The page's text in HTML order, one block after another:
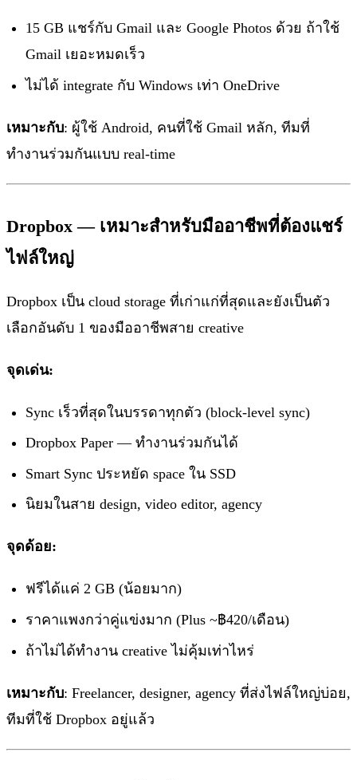
15 GB แชร์กับ Gmail และ Google Photos ด้วย ถ้าใช้
Gmail เยอะหมดเร็ว
ไม่ได้ integrate กับ Windows เท่า OneDrive
เหมาะกับ: ผู้ใช้ Android, คนที่ใช้ Gmail หลัก, ทีมที่
ทำงานร่วมกันแบบ real-time
Dropbox — เหมาะสำหรับมืออาชีพที่ต้องแชร์
ไฟล์ใหญ่
Dropbox เป็น cloud storage ที่เก่าแก่ที่สุดและยังเป็นตัว
เลือกอันดับ 1 ของมืออาชีพสาย creative
จุดเด่น:
Sync เร็วที่สุดในบรรดาทุกตัว (block-level sync)
Dropbox Paper — ทำงานร่วมกันได้
Smart Sync ประหยัด space ใน SSD
นิยมในสาย design, video editor, agency
จุดด้อย:
ฟรีได้แค่ 2 GB (น้อยมาก)
ราคาแพงกว่าคู่แข่งมาก (Plus ~฿420/เดือน)
ถ้าไม่ได้ทำงาน creative ไม่คุ้มเท่าไหร่
เหมาะกับ: Freelancer, designer, agency ที่ส่งไฟล์ใหญ่บ่อย,
ทีมที่ใช้ Dropbox อยู่แล้ว